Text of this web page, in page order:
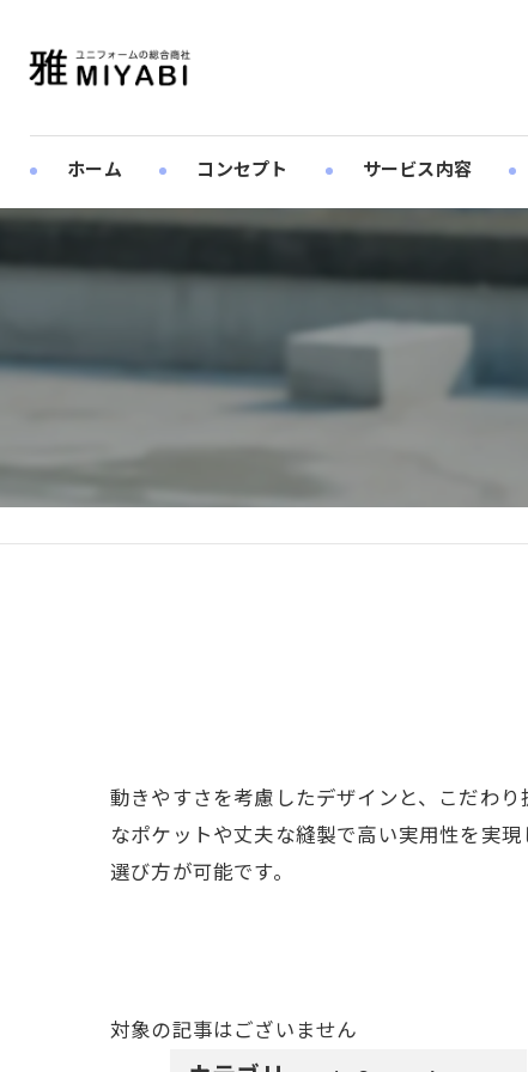
ホーム コンセプト サービス内容
動きやすさを考慮したデザインと、こだわ
なポケットや丈夫な縫製で高い実用性を実
選び方が可能です。
対象の記事はございません